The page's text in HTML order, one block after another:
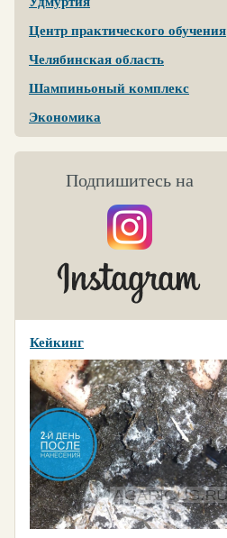
Центр практического обучения
Челябинская область
Шампиньоный комплекс
Экономика
Подпишитесь на
Кейкинг